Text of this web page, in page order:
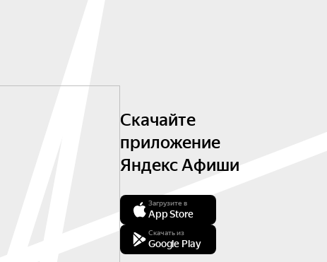
Скачайте
приложение
Яндекс Афиши
Загрузите в
App Store
Скачать из
Google Play